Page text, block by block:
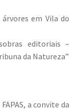
árvores em Vila do
editoriais –
da Natureza”
a convite da